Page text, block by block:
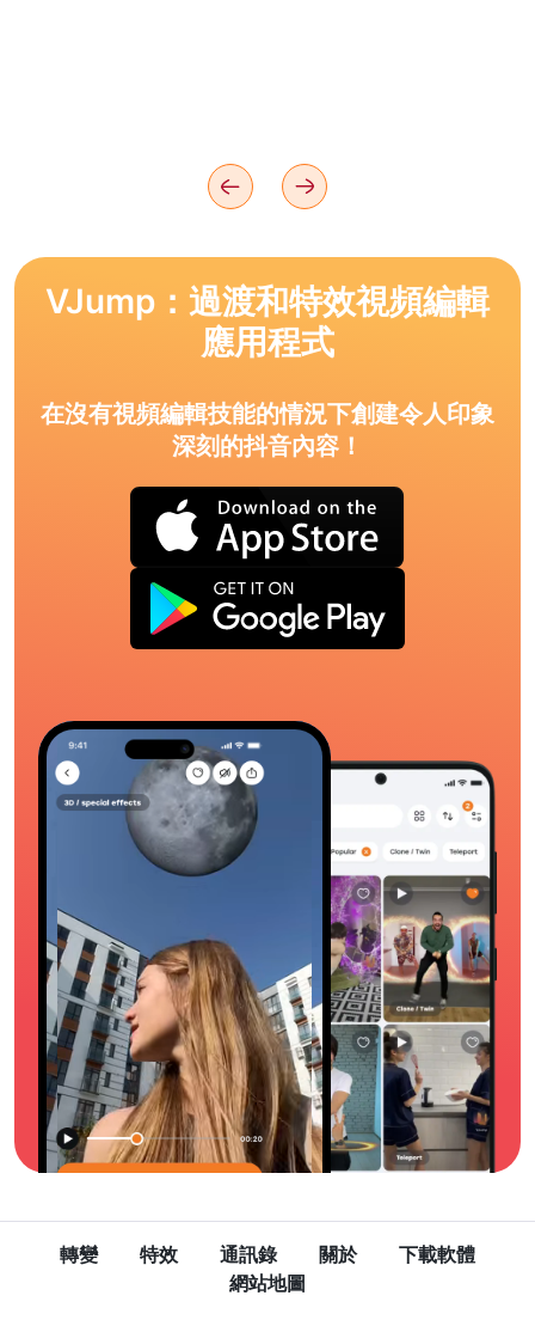
VJump：過渡和特效視頻編輯
應用程式
在沒有視頻編輯技能的情況下創建令人印象
深刻的抖音內容！
轉變 特效 通訊錄 關於
下載軟體
網站地圖